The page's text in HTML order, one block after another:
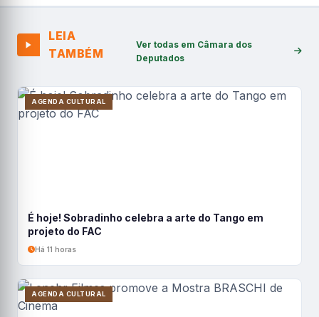
LEIA
TAMBÉM
Ver todas em Câmara dos
Deputados
AGENDA CULTURAL
É hoje! Sobradinho celebra a arte do Tango em
projeto do FAC
Há 11 horas
AGENDA CULTURAL